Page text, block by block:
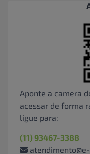
Aponte a camera
acessar de forma
ligue para:
(11) 93467-3388